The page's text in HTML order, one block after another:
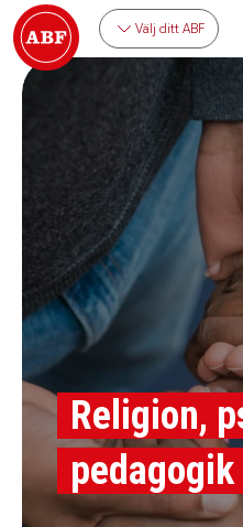
Välj ditt ABF
Religion,
pedagogik